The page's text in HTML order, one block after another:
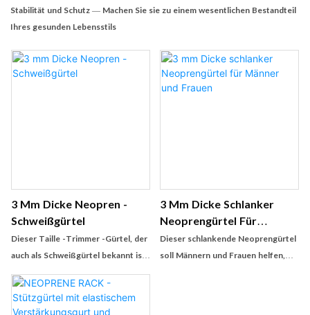
Stabilität und Schutz — Machen Sie sie zu einem wesentlichen Bestandteil
Ihres gesunden Lebensstils
3 Mm Dicke Neopren -
Schweißgürtel
Dieser Taille -Trimmer -Gürtel, der
auch als Schweißgürtel bekannt ist,
3 Mm Dicke Schlanker
Neoprengürtel Für
Männer Und Frauen
Dieser schlankende Neoprengürtel
soll Männern und Frauen helfen,